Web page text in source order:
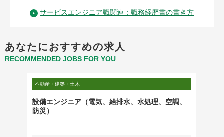
サービスエンジニア職関連：職務経歴書の書き方
あなたにおすすめの求人
RECOMMENDED JOBS FOR YOU
不動産・建築・土木
設備エンジニア（電気、給排水、水処理、空調、
防災）